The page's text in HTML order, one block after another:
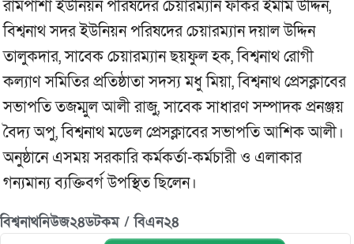
রামপাশা ইউনিয়ন পরিষদের চেয়ারম্যান ফকির ইমাম উদ্দিন,
বিশ্বনাথ সদর ইউনিয়ন পরিষদের চেয়ারম্যান দয়াল উদ্দিন
তালুকদার, সাবেক চেয়ারম্যান ছয়ফুল হক, বিশ্বনাথ রোগী
কল্যাণ সমিতির প্রতিষ্ঠাতা সদস্য মধু মিয়া, বিশ্বনাথ প্রেসক্লাবের
সভাপতি তজম্মুল আলী রাজু, সাবেক সাধারণ সম্পাদক প্রনঞ্জয়
বৈদ্য অপু, বিশ্বনাথ মডেল প্রেসক্লাবের সভাপতি আশিক আলী।
অনুষ্ঠানে এসময় সরকারি কর্মকর্তা-কর্মচারী ও এলাকার
গন্যমান্য ব্যক্তিবর্গ উপস্থিত ছিলেন।
বিশ্বনাথনিউজ২৪ডটকম / বিএন২৪